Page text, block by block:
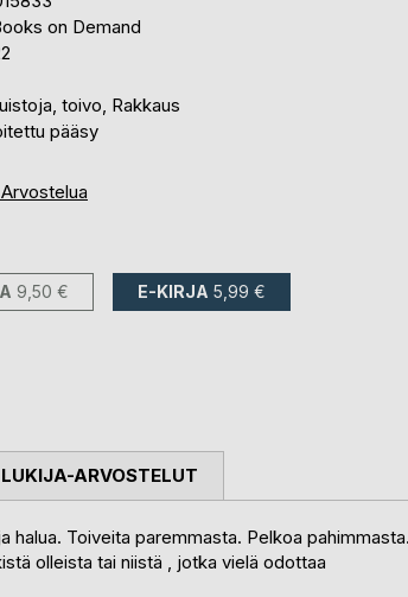
on Demand
toivo, Rakkaus
pääsy
Arvostelua
9,50 € E-KIRJA 5,99 €
halua. Toiveita paremmasta. Pelkoa pahimmasta.
olleista tai niistä , jotka vielä odottaa
LUKIJA-ARVOSTELUT